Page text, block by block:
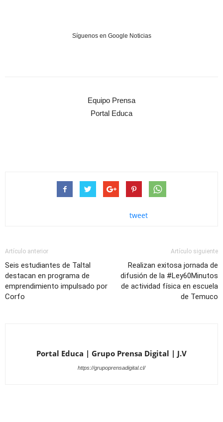
Síguenos en Google Noticias
Equipo Prensa
Portal Educa
tweet
Artículo anterior
Seis estudiantes de Taltal
destacan en programa de
emprendimiento impulsado por
Corfo
Artículo siguiente
Realizan exitosa jornada de
difusión de la #Ley60Minutos
de actividad física en escuela
de Temuco
Portal Educa | Grupo Prensa Digital | J.V
https://grupoprensadigital.cl/